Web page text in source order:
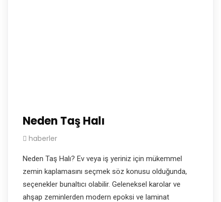
Neden Taş Halı
haberler
Neden Taş Halı? Ev veya iş yeriniz için mükemmel
zemin kaplamasını seçmek söz konusu olduğunda,
seçenekler bunaltıcı olabilir. Geleneksel karolar ve
ahşap zeminlerden modern epoksi ve laminat